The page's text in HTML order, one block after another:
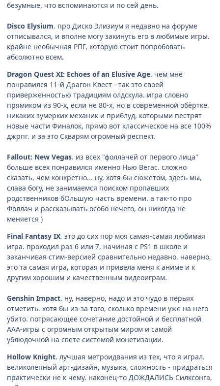
безумные, что вспоминаются и по сей день.
Disco Elysium. про Диско Элизиум я недавно на форуме
отписывался, и вполне могу закинуть его в любимые игры.
крайне необычная РПГ, которую стоит попробовать
абсолютно всем.
Dragon Quest XI: Echoes of an Elusive Age. чем мне
понравился 11-й Драгон Квест - так это своей
приверженностью традициям олдскула. игра словно
прямиком из 90-х, если не 80-х, но в современной обёртке.
никаких зумерких механик и приблуд, которыми пестрят
новые части Финалок, прямо вот классическое на все 100%
джрпг. и за это Скварям огромный респект.
Fallout: New Vegas. из всех "фоллачей от первого лица"
больше всех понравился именно Нью Вегас. сложно
сказать, чем конкретно... ну, хотя бы сюжетом, здесь мы,
слава богу, не занимаемся поиском пропавших
родственников бОльшую часть времени. а так-то про
Фоллач и рассказывать особо нечего, он никогда не
меняется )
Final Fantasy IX. это до сих пор моя самая-самая любимая
игра. проходил раз 6 или 7, начиная с PS1 в школе и
заканчивая стим-версией сравнительно недавно. наверно,
это та самая игра, которая и привела меня к аниме и к
другим хорошим и качественным видеоиграм.
Genshin Impact. ну, наверно, надо и это чудо в перьях
отметить. хотя бы из-за того, сколько времени уже на него
убито. потрясающее сочетание достойной и бесплатной
ААА-игры с огромным открытым миром и самой
ублюдочной на свете системой монетизации.
Hollow Knight. лучшая метроидвания из тех, что я играл.
великолепный арт-дизайн, музыка, сложность - придраться
практически не к чему. наконец-то ДОЖДАЛИСЬ Силксонга,